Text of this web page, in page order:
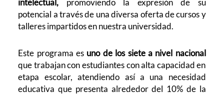
intelectual, promoviendo la expresión de su
potencial a través de una diversa oferta de cursos y
talleres impartidos en nuestra universidad.
Este programa es uno de los siete a nivel nacional
que trabajan con estudiantes con alta capacidad en
etapa escolar, atendiendo así a una necesidad
educativa que presenta alrededor del 10% de la